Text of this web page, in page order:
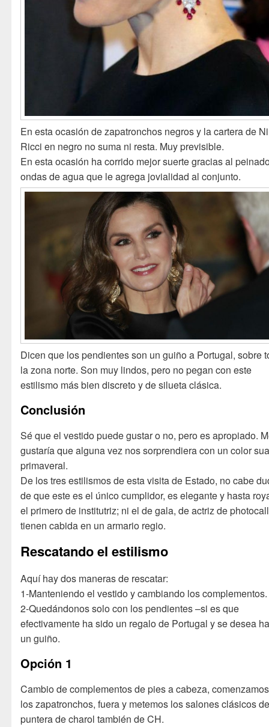
En esta ocasión de zapatronchos negros y la cartera de
Ricci en negro no suma ni resta. Muy previsible.
En esta ocasión ha corrido mejor suerte gracias al
ondas de agua que le agrega jovialidad al conjunto.
Dicen que los pendientes son un guiño a Portugal, sobre
la zona norte. Son muy lindos, pero no pegan con este
estilismo más bien discreto y de silueta clásica.
Conclusión
Sé que el vestido puede gustar o no, pero es apropiado.
gustaría que alguna vez nos sorprendiera con un color
primaveral.
De los tres estilismos de esta visita de Estado, no cabe
de que este es el único cumplidor, es elegante y hasta
el primero de institutriz; ni el de gala, de actriz de photocall
tienen cabida en un armario regio.
Rescatando el estilismo
Aquí hay dos maneras de rescatar:
1-Manteniendo el vestido y cambiando los complementos.
2-Quedándonos solo con los pendientes –si es que
efectivamente ha sido un regalo de Portugal y se desea
un guiño.
Opción 1
Cambio de complementos de pies a cabeza,
los zapatronchos, fuera y metemos los salones clásicos
puntera de charol también de CH.